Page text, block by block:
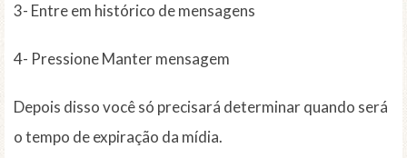
3- Entre em histórico de mensagens
4- Pressione Manter mensagem
Depois disso você só precisará determinar quando será
o tempo de expiração da mídia.